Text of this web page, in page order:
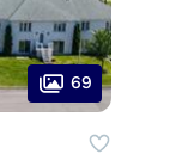
69